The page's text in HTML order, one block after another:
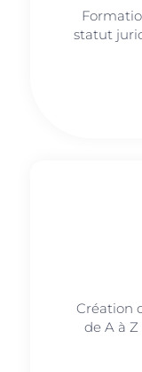
statut
Création
de A à